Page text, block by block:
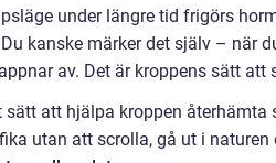
under längre tid frigörs
kanske märker det själv – när
av. Det är kroppens sätt
sätt att hjälpa kroppen
utan att scrolla, gå ut i